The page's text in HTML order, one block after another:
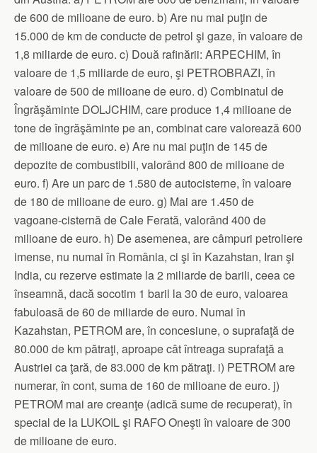
de 600 de milioane de euro. b) Are nu mai puţin de
15.000 de km de conducte de petrol şi gaze, în valoare de
1,8 miliarde de euro. c) Două rafinării: ARPECHIM, în
valoare de 1,5 miliarde de euro, şi PETROBRAZI, în
valoare de 500 de milioane de euro. d) Combinatul de
Îngrăşăminte DOLJCHIM, care produce 1,4 milioane de
tone de îngrăşăminte pe an, combinat care valorează 600
de milioane de euro. e) Are nu mai puţin de 145 de
depozite de combustibili, valorând 800 de milioane de
euro. f) Are un parc de 1.580 de autocisterne, în valoare
de 180 de milioane de euro. g) Mai are 1.450 de
vagoane-cisternă de Cale Ferată, valorând 400 de
milioane de euro. h) De asemenea, are câmpuri petroliere
imense, nu numai în România, ci şi în Kazahstan, Iran şi
India, cu rezerve estimate la 2 miliarde de barili, ceea ce
înseamnă, dacă socotim 1 baril la 30 de euro, valoarea
fabuloasă de 60 de miliarde de euro. Numai în
Kazahstan, PETROM are, în concesiune, o suprafaţă de
80.000 de km pătraţi, aproape cât întreaga suprafaţă a
Austriei ca ţară, de 83.000 de km pătraţi. i) PETROM are
numerar, în cont, suma de 160 de milioane de euro. j)
PETROM mai are creanţe (adică sume de recuperat), în
special de la LUKOIL şi RAFO Oneşti în valoare de 300
de milioane de euro.